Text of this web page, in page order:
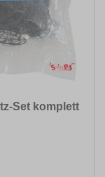
Set komplett